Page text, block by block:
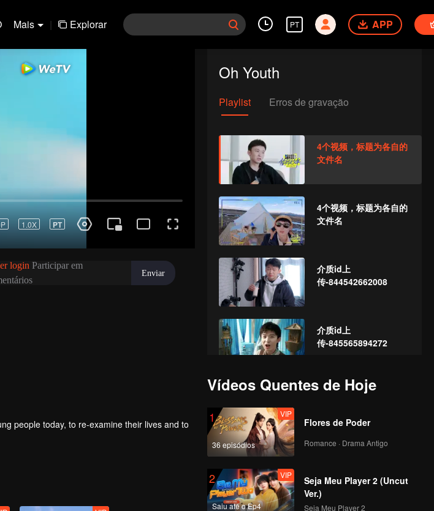
Mais | Explorar PT APP
Oh Youth
Playlist Erros de gravação
4个视频，标题为各自的
文件名
4个视频，标题为各自的
文件名
介质id上
传-844542662008
介质id上
传-845565894272
介质id上
people today, to re-examine their lives and to
Vídeos Quentes de Hoje
1
36 episódios
VIP
Flores de Poder
Romance · Drama Antigo
2
Saiu até o Ep4
VIP
Seja Meu Player 2 (Uncut
Ver.)
Seja Meu Player 2